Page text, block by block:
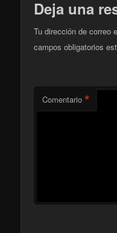
Deja una
Tu dirección de correo
campos obligatorios
Comentario *